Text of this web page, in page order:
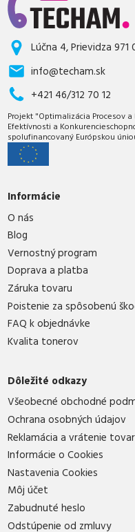
Lúčna 4, Prievidza 971
info@techam.sk
+421 46/312 70 12
Projekt "Optimalizácia Procesov
Efektívnosti a
spolufinancovaný Európskou
Informácie
O nás
Blog
Vernostný program
Doprava a platba
Záruka tovaru
Poistenie za spôsobenú
FAQ k objednávke
Kvalita tonerov
Dôležité odkazy
Všeobecné obchodné
Ochrana osobných údajov
Reklamácia a vrátenie
Informácie o Cookies
Nastavenia Cookies
Môj účet
Zabudnuté heslo
Odstúpenie od zmluvy